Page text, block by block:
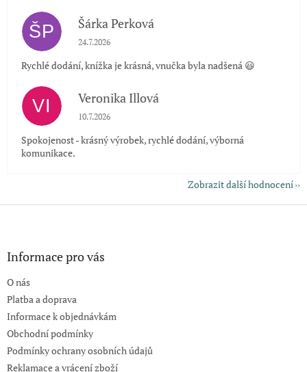
ŠP Šárka Perková
Hodnocení obchodu je 5 z 5 hvězdiček.
24.7.2026
Rychlé dodání, knížka je krásná, vnučka byla nadšená 😃
VI Veronika Illová
Hodnocení obchodu je 5 z 5 hvězdiček.
10.7.2026
Spokojenost - krásný výrobek, rychlé dodání, výborná
komunikace.
Zobrazit další hodnocení
Z
Informace pro vás
O nás
Platba a doprava
Informace k objednávkám
Obchodní podmínky
Podmínky ochrany osobních údajů
Reklamace a vrácení zboží